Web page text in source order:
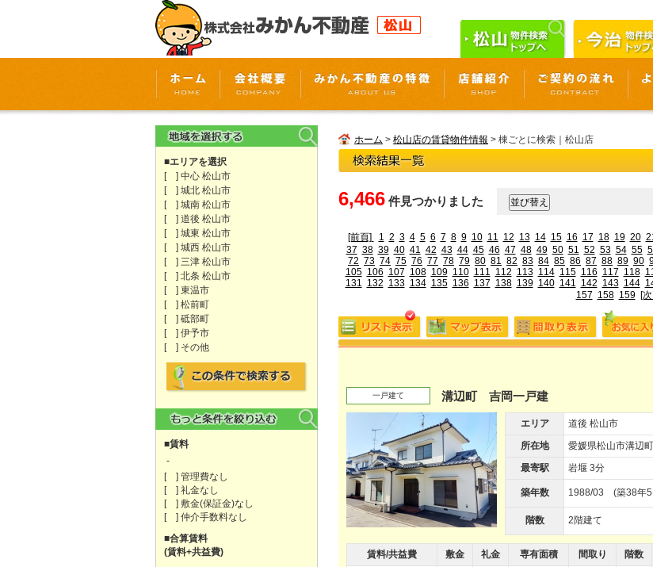
■エリアを選択
[ ] 中心 松山市
[ ] 城北 松山市
[ ] 城南 松山市
[ ] 道後 松山市
[ ] 城東 松山市
[ ] 城西 松山市
[ ] 三津 松山市
[ ] 北条 松山市
[ ] 東温市
[ ] 松前町
[ ] 砥部町
[ ] 伊予市
[ ] その他
■賃料
-
[ ] 管理費なし
[ ] 礼金なし
[ ] 敷金(保証金)なし
[ ] 仲介手数料なし
■合算賃料
(賃料+共益費)
ホーム > 松山店の賃貸物件情報 > 棟ごとに検索｜松山店
6,466 件見つかりました
[前頁] 1 2 3 4 5 6 7 8 9 10 11 12 13 14 15 16 17 18 19 20
37 38 39 40 41 42 43 44 45 46 47 48 49 50 51 52 53 54 55
72 73 74 75 76 77 78 79 80 81 82 83 84 85 86 87 88 89 90
105 106 107 108 109 110 111 112 113 114 115 116 117 118
131 132 133 134 135 136 137 138 139 140 141 142 143 144
157 158 159 [
一戸建て 溝辺町 吉岡一戸建
エリア
道後 松山市
所在地
愛媛県松山市溝辺
最寄駅
岩堰 3分
築年数 1988/03 (築38年5
階数 2階建て
賃料/共益費 敷金 礼金 専有面積 間取り 階数